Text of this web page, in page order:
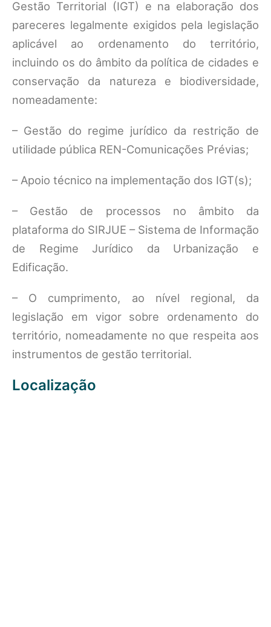
Gestão Territorial (IGT) e na elaboração dos
pareceres legalmente exigidos pela legislação
aplicável ao ordenamento do território,
incluindo os do âmbito da política de cidades e
conservação da natureza e biodiversidade,
nomeadamente:
– Gestão do regime jurídico da restrição de
utilidade pública REN-Comunicações Prévias;
– Apoio técnico na implementação dos IGT(s);
– Gestão de processos no âmbito da
plataforma do SIRJUE – Sistema de Informação
de Regime Jurídico da Urbanização e
Edificação.
– O cumprimento, ao nível regional, da
legislação em vigor sobre ordenamento do
território, nomeadamente no que respeita aos
instrumentos de gestão territorial.
Localização